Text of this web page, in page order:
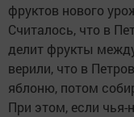
фруктов нового
Считалось, что в
делит фрукты
верили, что в
яблоню, потом
При этом, если чья-